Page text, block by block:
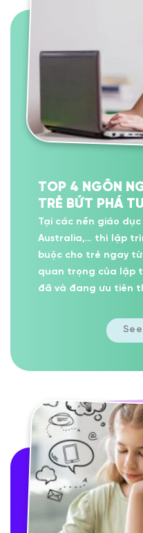
TOP 4 NGÔN
TRẺ BỨT PHÁ
Tại các nền giáo
Australia,… thì lập
buộc cho trẻ ngay
quan trọng của lập
đã và đang ưu tiên